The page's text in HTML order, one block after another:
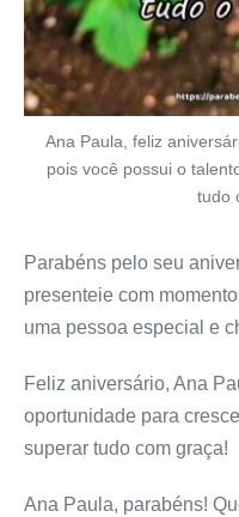
Ana Paula, feliz
pois você possui o
tudo
Parabéns pelo seu
presenteie com
uma pessoa especial e
Feliz aniversário, Ana
oportunidade para
superar tudo com graça!
Ana Paula, parabéns!